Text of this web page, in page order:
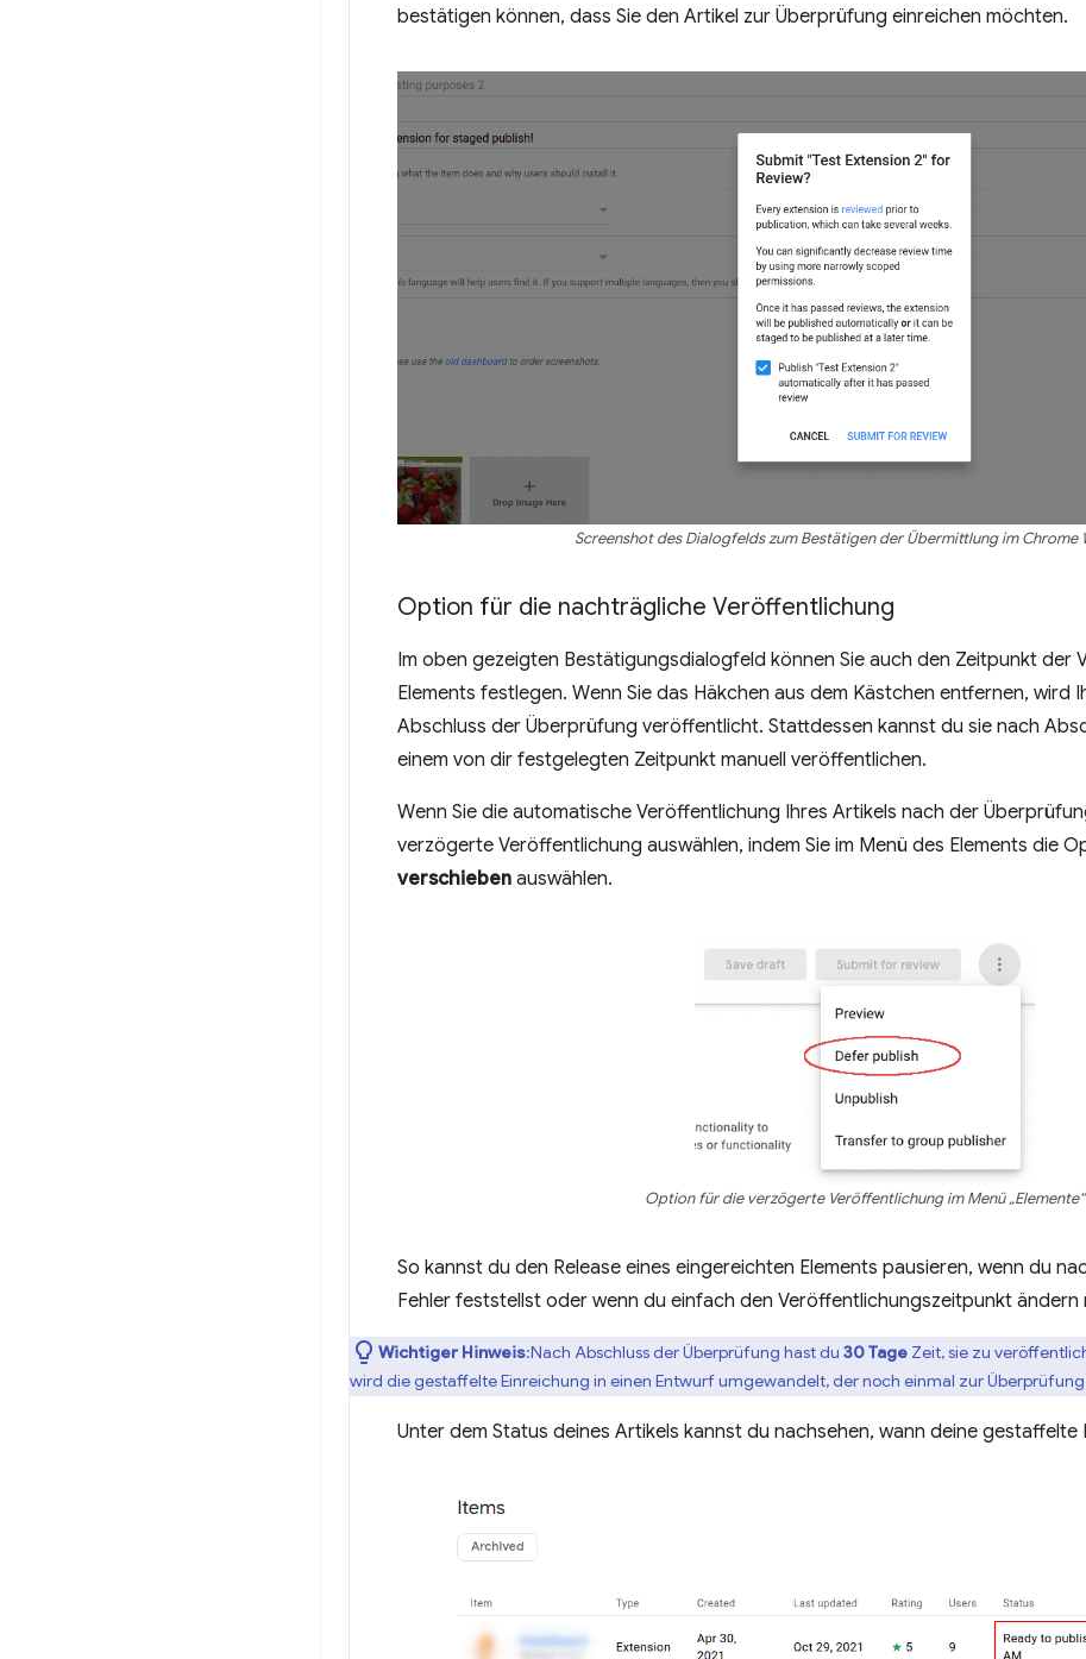
bestätigen können, dass Sie den Artikel zur Überprüfung einreichen möchten.
Screenshot des Dialogfelds zum Bestätigen der Übermittlung im Chrome
Option für die nachträgliche Veröffentlichung
Im oben gezeigten Bestätigungsdialogfeld können Sie auch den Zeitpunkt der
Elements festlegen. Wenn Sie das Häkchen aus dem Kästchen entfernen, wird
Abschluss der Überprüfung veröffentlicht. Stattdessen kannst du sie nach
einem von dir festgelegten Zeitpunkt manuell veröffentlichen.
Wenn Sie die automatische Veröffentlichung Ihres Artikels nach der
verzögerte Veröffentlichung auswählen, indem Sie im Menü des Elements die
verschieben auswählen.
Option für die verzögerte Veröffentlichung im Menü „Elemente“
So kannst du den Release eines eingereichten Elements pausieren, wenn du
Fehler feststellst oder wenn du einfach den Veröffentlichungszeitpunkt ändern
Wichtiger Hinweis:Nach Abschluss der Überprüfung hast du 30 Tage Zeit, sie zu
wird die gestaffelte Einreichung in einen Entwurf umgewandelt, der noch einmal zur
Unter dem Status deines Artikels kannst du nachsehen, wann deine gestaffelte